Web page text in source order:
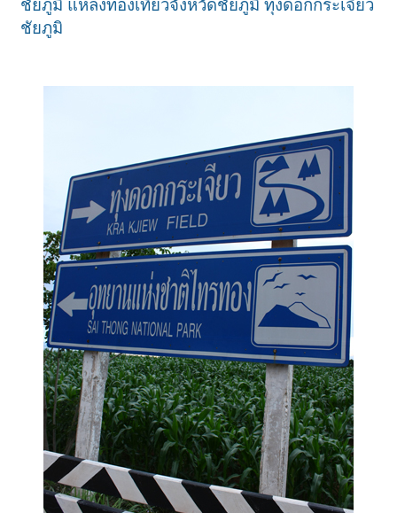
ชัยภูมิ แหล่งท่องเที่ยวจังหวัดชัยภูมิ ทุ่งดอกกระเจียว
ชัยภูมิ